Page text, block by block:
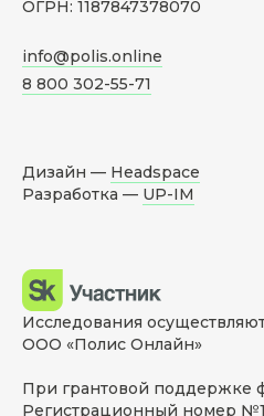
ОГРН: 1187847378070
info@polis.online
8 800 302-55-71
Дизайн — Headspace
Разработка — UP-IM
Исследования
ООО «Полис Онлайн»
При грантовой поддержке
Регистрационный номер